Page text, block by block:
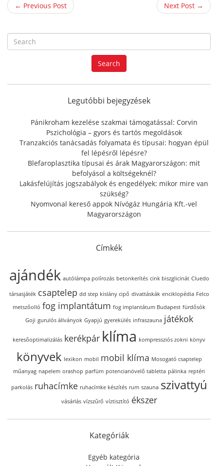
← Previous Post Next Post →
e
a
r
f
r
:
Search
Legutóbbi bejegyzések
Pánikroham kezelése szakmai támogatással: Corvin
Pszichológia – gyors és tartós megoldások
Tranzakciós tanácsadás folyamata és típusai: hogyan épül
fel lépésről lépésre?
Blefaroplasztika típusai és árak Magyarországon: mit
befolyásol a költségeknél?
Lakásfelújítás jogszabályok és engedélyek: mikor mire van
szükség?
Nyomvonal kereső appok Nívógáz Hungária Kft.-vel
Magyarországon
Címkék
ajándék autólámpa polírozás betonkerítés cink biszglicinát Cluedo
társasjáték csaptelep dd step kislány cipő divattáskák enciklopédia Felco
metszőolló fog implantátum fog implantátum Budapest fürdősók
Goji gurulós állványok Gyapjú gyerekülés infraszauna játékok
keresőoptimalizálás kerékpár klíma kompressziós zokni könyv
könyvek lexikon mobil mobil klíma Mosogató csaptelep
műanyag napelem orashop parfüm potencianövelő tabletta pálinka reptéri
parkolás ruhacímke ruhacímke készítés rum szauna szivattyú
vásárlás vízszűrő víztisztító ékszer
Kategóriák
Egyéb kategória